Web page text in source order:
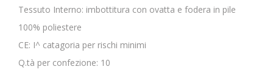
Tessuto Interno: imbottitura con ovatta e fodera in pile
100% poliestere
CE: I^ catagoria per rischi minimi
Q.tà per confezione: 10